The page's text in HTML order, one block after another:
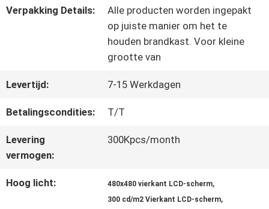
MET
VRAAG
EEN
OFFERTE
Verpakking Details:
Alle producten worden ingepakt
op juiste manier om het te
houden brandkast. Voor kleine
grootte van
Levertijd: 7-15 Werkdagen
Betalingscondities: T/T
Levering
vermogen:
300Kpcs/month
Hoog licht: 480x480 vierkant LCD-scherm,
300 cd/m2 Vierkant LCD-scherm,